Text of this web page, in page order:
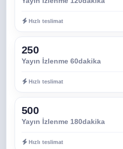
Hızlı teslimat
250
Yayın İzlenme 60dakika
Hızlı teslimat
500
Yayın İzlenme 180dakika
Hızlı teslimat